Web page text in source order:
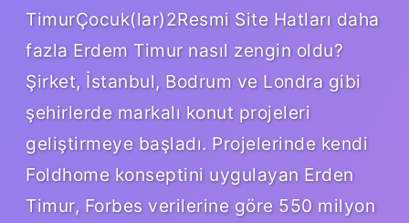
TimurÇocuk(lar)2Resmi Site Hatları daha
fazla Erdem Timur nasıl zengin oldu?
Şirket, İstanbul, Bodrum ve Londra gibi
şehirlerde markalı konut projeleri
geliştirmeye başladı. Projelerinde kendi
Foldhome konseptini uygulayan Erden
Timur, Forbes verilerine göre 550 milyon